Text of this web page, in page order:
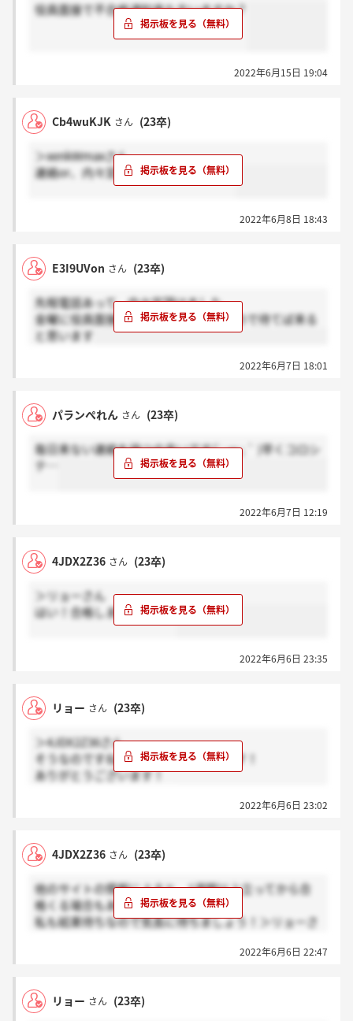
役員面接で不合格通知来た方いますか？
2022年6月15日 19:04
Cb4wuKJK さん (23卒)
＞xenkWmaxさん
連絡or、内々定はいただけましたか？
2022年6月8日 18:43
E3I9UVon さん (23卒)
先程電話あって、内々定頂けました
金曜に役員面接受けて、今日結果来たので待てば来る
と思います
2022年6月7日 18:01
パランぺれん さん (23卒)
毎日来ない連絡を待つの辛いです(′ ; ω ; ` )早くコロシ
テ…
2022年6月7日 12:19
4JDX2Z36 さん (23卒)
＞リョーさん
はい！合格しましょう！！
2022年6月6日 23:35
リョー さん (23卒)
＞4JDX2Z36さん
そうなのですね…！気長に待ってみます！
ありがとうございます！
2022年6月6日 23:02
4JDX2Z36 さん (23卒)
他のサイトの情報によると、1週間以上立ってから合
格くる場合もあるらしいです。
私も結果待ちなので気長に待ちましょう！＞リョーさ
2022年6月6日 22:47
リョー さん (23卒)